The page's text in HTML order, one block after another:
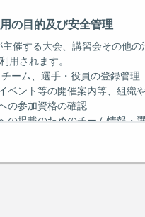
の目的及び安全管理
主催する大会、講習会その他
用されます。
ーム、選手・役員の登録管理
ベント等の開催案内等、組織
の参加資格の確認
の掲載のためのチーム情報・
権限を明確に定義し、本サ